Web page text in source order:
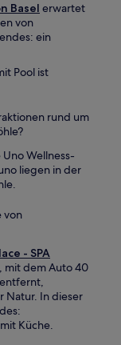
Basel erwartet
von
ein
Pool ist
rund um
Wellness-
liegen in der
von
- SPA
, mit dem Auto 40
Natur. In dieser
Küche.